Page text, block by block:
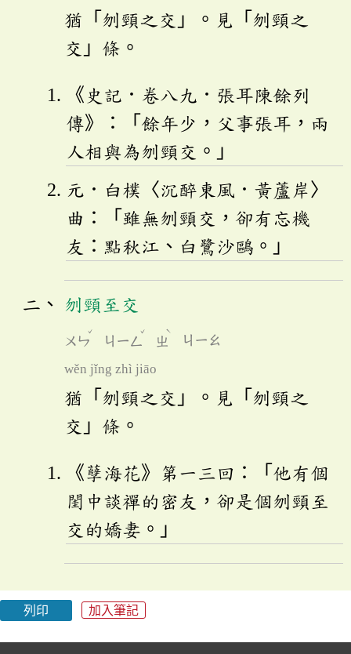
猶「刎頸之交」。見「刎頸之
交」條。
《史記．卷八九．張耳陳餘列
傳》：「餘年少，父事張耳，兩
人相與為刎頸交。」
元．白樸〈沉醉東風．黃蘆岸〉
曲：「雖無刎頸交，卻有忘機
友：點秋江、白鷺沙鷗。」
刎頸至交
ㄨㄣ
ˇ
ㄐㄧㄥ
ˇ
ㄓ
ˋ
ㄐㄧㄠ
wěn jǐng zhì jiāo
猶「刎頸之交」。見「刎頸之
交」條。
《孽海花》第一三回：「他有個
閨中談禪的密友，卻是個刎頸至
交的嬌妻。」
列印 加入筆記